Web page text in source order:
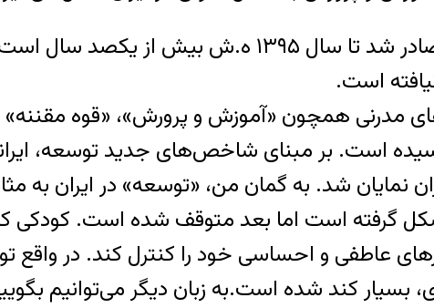
ایرانیان از سال ۱۲۹۵ ه.ش که فرمان مشروطیت صادر
است.
مدرنی همچون «آموزش و پرورش»، «قوه
است. بر مبنای شاخص‌های جدید توسعه،
نمایان شد. به گمان من، «توسعه» در ایران به
او شکل گرفته است اما بعد متوقف شده است.
عاطفی و احساسی خود را کنترل کند. در واقع
بسیار کند شده است.به زبان دیگر می‌توانیم